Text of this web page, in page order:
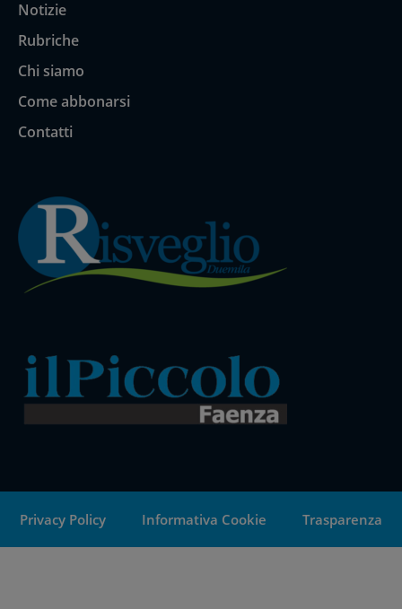
Notizie
Rubriche
Chi siamo
Come abbonarsi
Contatti
Privacy Policy Informativa Cookie Trasparenza